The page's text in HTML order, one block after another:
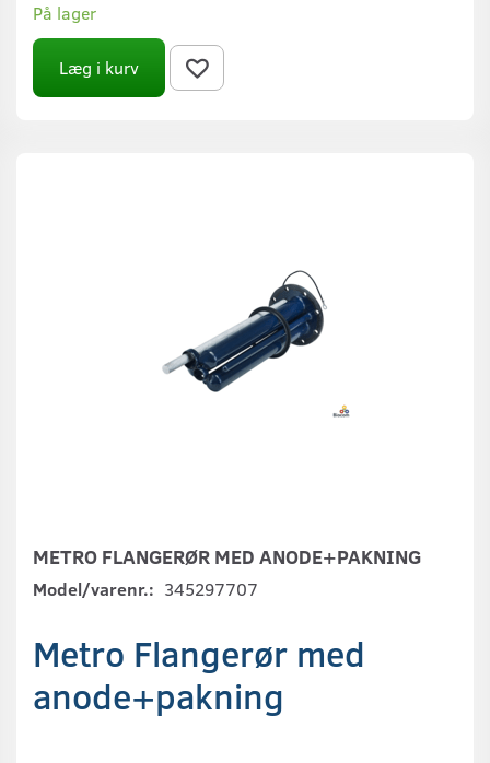
På lager
Læg i kurv
METRO FLANGERØR MED ANODE+PAKNING
Model/varenr.: 345297707
Metro Flangerør med
anode+pakning